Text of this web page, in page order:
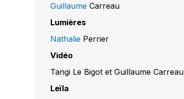
GuillaumeCarreau
Lumières
NathaliePerrier
Vidéo
Tangi Le Bigot et Guillaume Carreau
Leïla